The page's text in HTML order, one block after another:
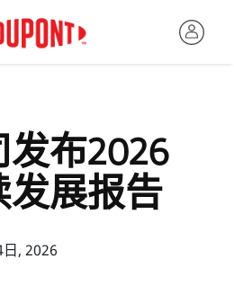
发布2026
发展报告
, 2026